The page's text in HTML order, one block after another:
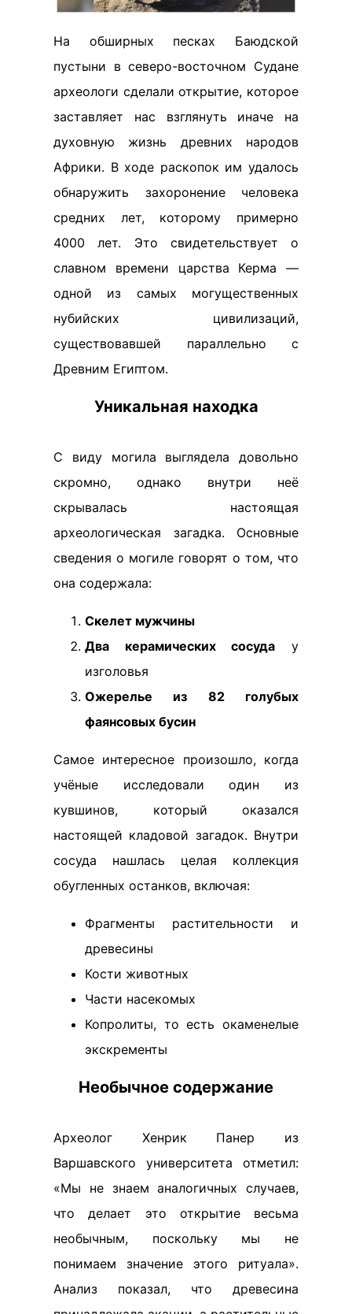
На обширных песках Баюдской
пустыни в северо-восточном Судане
археологи сделали открытие, которое
заставляет нас взглянуть иначе на
духовную жизнь древних народов
Африки. В ходе раскопок им удалось
обнаружить захоронение человека
средних лет, которому примерно
4000 лет. Это свидетельствует о
славном времени царства Керма —
одной из самых могущественных
нубийских цивилизаций,
существовавшей параллельно с
Древним Египтом.
Уникальная находка
С виду могила выглядела довольно
скромно, однако внутри неё
скрывалась настоящая
археологическая загадка. Основные
сведения о могиле говорят о том, что
она содержала:
Скелет мужчины
Два керамических сосуда у
изголовья
Ожерелье из 82 голубых
фаянсовых бусин
Самое интересное произошло, когда
учёные исследовали один из
кувшинов, который оказался
настоящей кладовой загадок. Внутри
сосуда нашлась целая коллекция
обугленных останков, включая:
Фрагменты растительности и
древесины
Кости животных
Части насекомых
Копролиты, то есть окаменелые
экскременты
Необычное содержание
Археолог Хенрик Панер из
Варшавского университета отметил:
«Мы не знаем аналогичных случаев,
что делает это открытие весьма
необычным, поскольку мы не
понимаем значение этого ритуала».
Анализ показал, что древесина